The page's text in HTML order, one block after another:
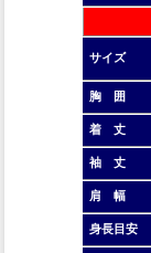
サイズ
胸 囲
着 丈
袖 丈
肩 幅
身長目安